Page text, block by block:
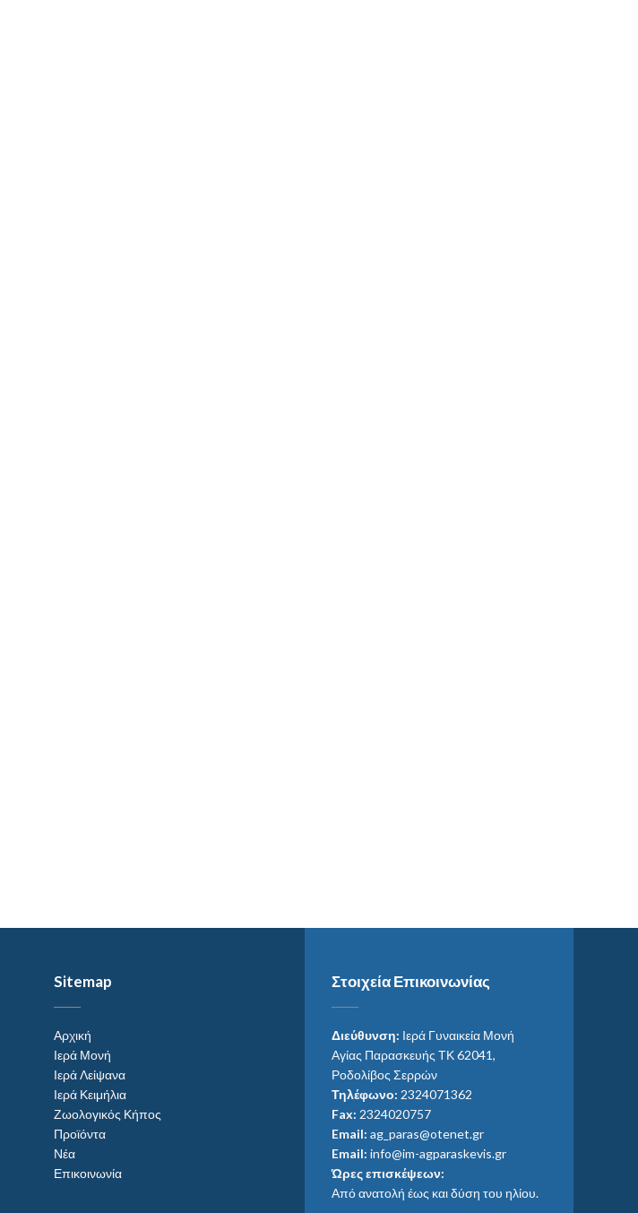
Sitemap
Αρχική
Ιερά Μονή
Ιερά Λείψανα
Ιερά Κειμήλια
Ζωολογικός Κήπος
Προϊόντα
Νέα
Επικοινωνία
Στοιχεία Επικοινωνίας
Διεύθυνση: Ιερά Γυναικεία Μονή
Αγίας Παρασκευής ΤΚ 62041,
Ροδολίβος Σερρών
Τηλέφωνο: 2324071362
Fax: 2324020757
Email: ag_paras@otenet.gr
Email: info@im-agparaskevis.gr
Ώρες επισκέψεων:
Από ανατολή έως και δύση του ηλίου.